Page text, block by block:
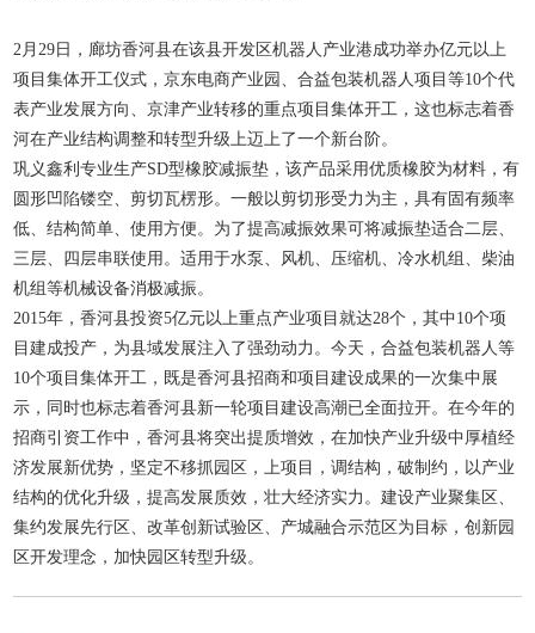
2月29日，廊坊香河县在该县开发区机器人产业港成功举办亿元以上
项目集体开工仪式，京东电商产业园、合益包装机器人项目等10个代
表产业发展方向、京津产业转移的重点项目集体开工，这也标志着香
河在产业结构调整和转型升级上迈上了一个新台阶。
巩义鑫利专业生产SD型橡胶减振垫，该产品采用优质橡胶为材料，有
圆形凹陷镂空、剪切瓦楞形。一般以剪切形受力为主，具有固有频率
低、结构简单、使用方便。为了提高减振效果可将减振垫适合二层、
三层、四层串联使用。适用于水泵、风机、压缩机、冷水机组、柴油
机组等机械设备消极减振。
2015年，香河县投资5亿元以上重点产业项目就达28个，其中10个项
目建成投产，为县域发展注入了强劲动力。今天，合益包装机器人等
10个项目集体开工，既是香河县招商和项目建设成果的一次集中展
示，同时也标志着香河县新一轮项目建设高潮已全面拉开。在今年的
招商引资工作中，香河县将突出提质增效，在加快产业升级中厚植经
济发展新优势，坚定不移抓园区，上项目，调结构，破制约，以产业
结构的优化升级，提高发展质效，壮大经济实力。建设产业聚集区、
集约发展先行区、改革创新试验区、产城融合示范区为目标，创新园
区开发理念，加快园区转型升级。